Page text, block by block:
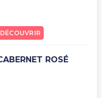
CABERNET ROSÉ
DÉCOUVRIR